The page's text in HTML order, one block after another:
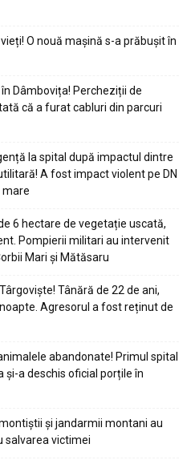
O nouă mașină s-a prăbușit în
Dâmbovița! Percheziții de
că a furat cabluri din parcuri
la spital după impactul dintre
A fost impact violent pe DN
mare
6 hectare de vegetație uscată,
Pompierii militari au intervenit
Mari și Mătăsaru
Tânără de 22 de ani,
Agresorul a fost reținut de
abandonate! Primul spital
și-a deschis oficial porțile în
și jandarmii montani au
salvarea victimei